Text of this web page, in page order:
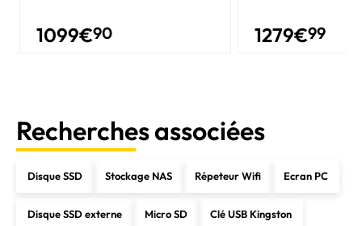
1099€90 1279€99
Recherches associées
Disque SSD Stockage NAS Répeteur Wifi Ecran PC
Disque SSD externe Micro SD Clé USB Kingston